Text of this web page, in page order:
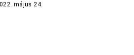
május 24.